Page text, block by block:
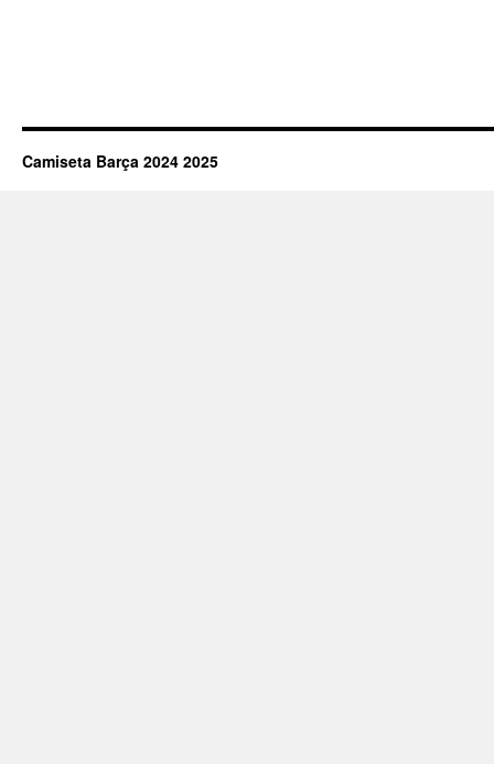
Camiseta Barça 2024 2025